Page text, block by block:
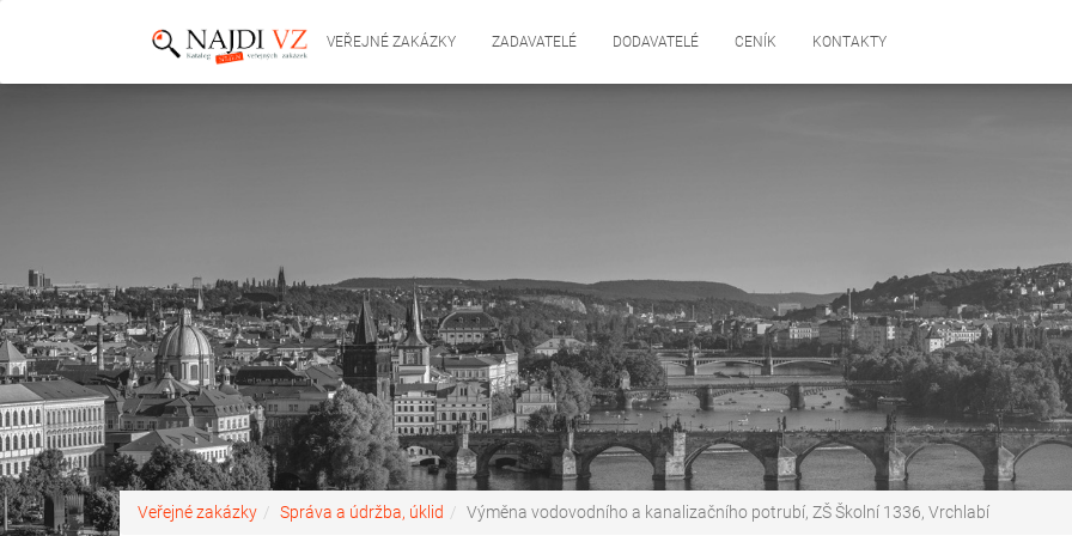
VEŘEJNÉ ZAKÁZKY ZADAVATELÉ DODAVATELÉ CENÍK KONTAKTY
Veřejné zakázky Správa a údržba, úklid Výměna vodovodního a kanalizačního potrubí, ZŠ Školní 1336, Vrchlabí